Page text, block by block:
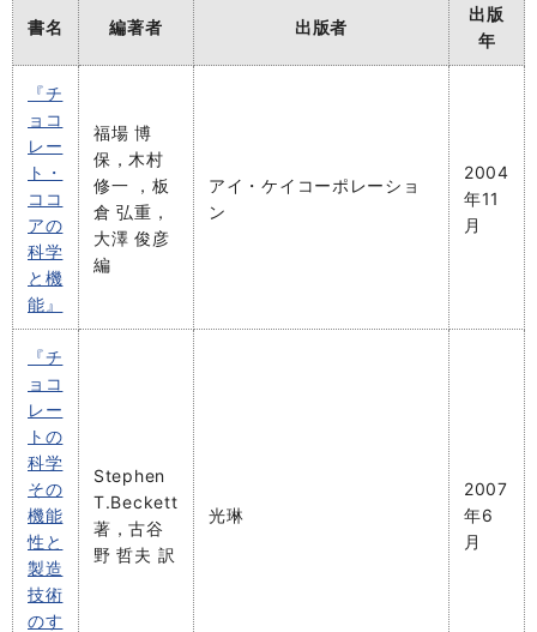
書名 編著者 出版者
出版
年
『チ
ョコ
レー
ト・
ココ
アの
科学
と機
能』
福場 博
保，木村
修一 ，板
倉 弘重，
大澤 俊彦
編
アイ・ケイコーポレーショ
ン
2004
年11
月
『チ
ョコ
レー
トの
科学
その
機能
性と
製造
技術
のす
Stephen
T.Beckett
著，古谷
野 哲夫 訳
光琳
2007
年6
月